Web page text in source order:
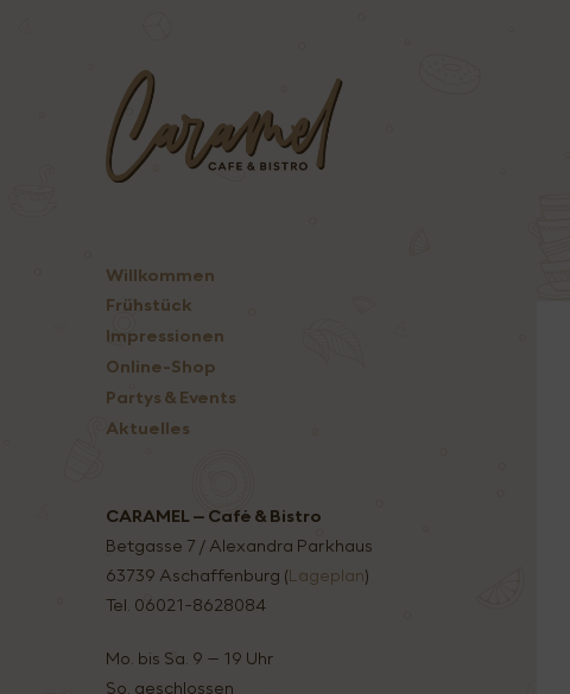
Willkommen
Frühstück
Impressionen
Online-Shop
Partys & Events
Aktuelles
CARAMEL – Café & Bistro
Betgasse 7 / Alexandra Parkhaus
63739 Aschaffenburg (Lageplan)
Tel. 06021-8628084
Mo. bis Sa. 9 – 19 Uhr
So. geschlossen